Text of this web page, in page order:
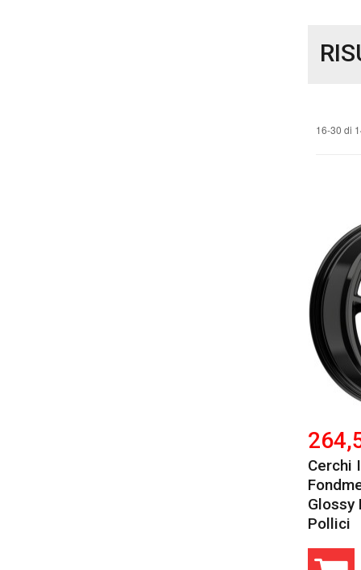
16-30 di
Cerchi
Glossy
Pollici